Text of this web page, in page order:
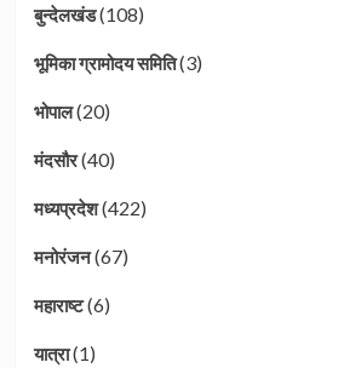
बुन्देलखंड(108)
भूमिका ग्रामोदय समिति(3)
भोपाल(20)
मंदसौर(40)
मध्यप्रदेश(422)
मनोरंजन(67)
महाराष्ट(6)
यात्रा(1)